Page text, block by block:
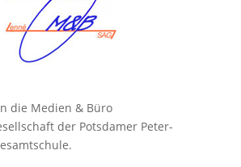
die Medien & Büro
der Potsdamer Peter-